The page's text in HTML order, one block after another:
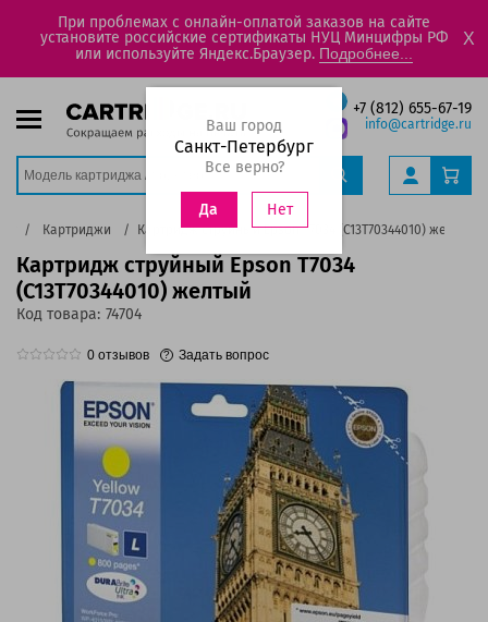
При проблемах с онлайн-оплатой заказов на сайте
установите российские сертификаты НУЦ Минцифры РФ
или используйте Яндекс.Браузер. Подробнее...
X
+7 (812) 655-67-19
info@cartridge.ru
Ваш город
Санкт-Петербург
Все верно?
Да Нет
Картриджи Картридж струйный Epson T7034 (C13T70344010) желтый
Картридж струйный Epson T7034
(C13T70344010) желтый
Код товара: 74704
0 отзывов Задать вопрос